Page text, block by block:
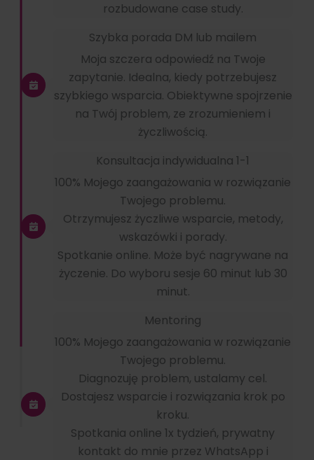
rozbudowane case study.
Szybka porada DM lub mailem
Moja szczera odpowiedź na Twoje
zapytanie. Idealna, kiedy potrzebujesz
szybkiego wsparcia. Obiektywne spojrzenie
na Twój problem, ze zrozumieniem i
życzliwością.
Konsultacja indywidualna 1-1
100% Mojego zaangażowania w rozwiązanie
Twojego problemu.
Otrzymujesz życzliwe wsparcie, metody,
wskazówki i porady.
Spotkanie online. Może być nagrywane na
życzenie. Do wyboru sesje 60 minut lub 30
minut.
Mentoring
100% Mojego zaangażowania w rozwiązanie
Twojego problemu.
Diagnozuję problem, ustalamy cel.
Dostajesz wsparcie i rozwiązania krok po
kroku.
Spotkania online 1x tydzień, prywatny
kontakt do mnie przez WhatsApp i